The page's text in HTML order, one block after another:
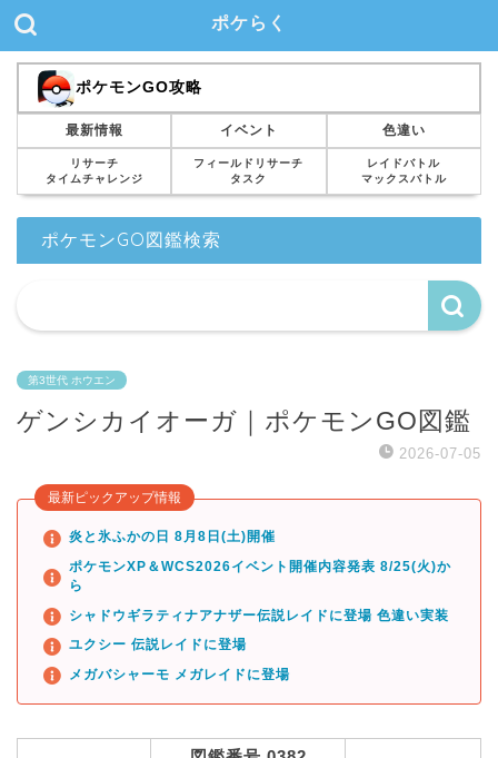
ポケらく
ポケモンGO攻略
最新情報 イベント 色違い
リサーチ
タイムチャレンジ
フィールドリサーチ
タスク
レイドバトル
マックスバトル
ポケモンGO図鑑検索
第3世代 ホウエン
ゲンシカイオーガ｜ポケモンGO図鑑
2026-07-05
最新ピックアップ情報
炎と氷ふかの日 8月8日(土)開催
ポケモンXP＆WCS2026イベント開催内容発表 8/25(火)か
ら
シャドウギラティナアナザー伝説レイドに登場 色違い実装
ユクシー 伝説レイドに登場
メガバシャーモ メガレイドに登場